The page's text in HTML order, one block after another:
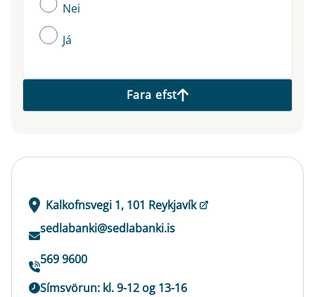
Nei
Já
Fara efst
Kalkofnsvegi 1, 101 Reykjavík
sedlabanki@sedlabanki.is
569 9600
Símsvörun: kl. 9-12 og 13-16